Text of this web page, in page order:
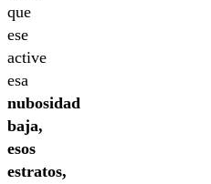
que
ese
active
esa
nubosidad
baja,
esos
estratos,